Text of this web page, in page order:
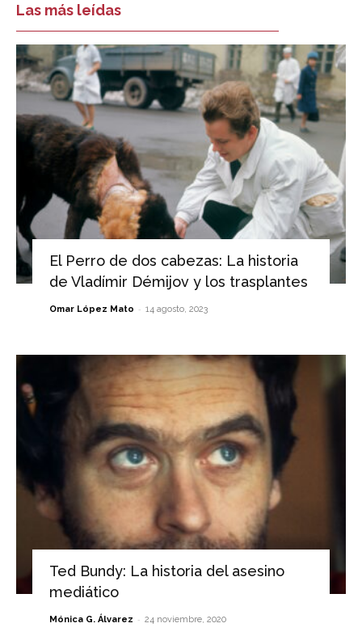
Las más leídas
El Perro de dos cabezas: La historia
de Vladímir Démijov y los trasplantes
Omar López Mato - 14 agosto, 2023
Ted Bundy: La historia del asesino
mediático
Mónica G. Álvarez - 24 noviembre, 2020